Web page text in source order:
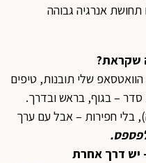
אנרגיה גבוהה
שלי תובנות, טיפים
– בגוף, בראש ובדרך.
חפירות – אבל עם ערך
.
דרך אחרת